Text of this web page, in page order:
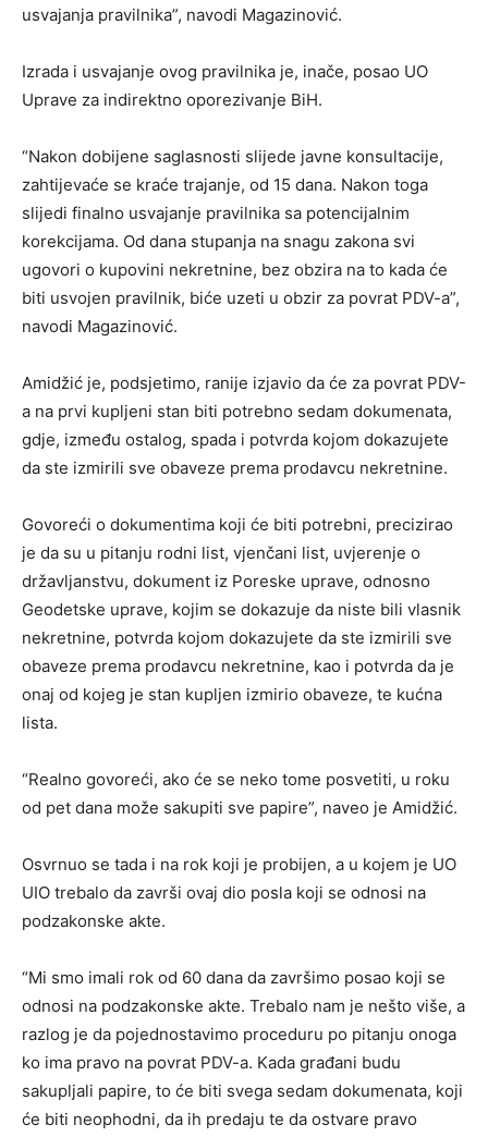
usvajanja pravilnika”, navodi Magazinović.
Izrada i usvajanje ovog pravilnika je, inače, posao UO
Uprave za indirektno oporezivanje BiH.
“Nakon dobijene saglasnosti slijede javne konsultacije,
zahtijevaće se kraće trajanje, od 15 dana. Nakon toga
slijedi finalno usvajanje pravilnika sa potencijalnim
korekcijama. Od dana stupanja na snagu zakona svi
ugovori o kupovini nekretnine, bez obzira na to kada će
biti usvojen pravilnik, biće uzeti u obzir za povrat PDV-a”,
navodi Magazinović.
Amidžić je, podsjetimo, ranije izjavio da će za povrat PDV-
a na prvi kupljeni stan biti potrebno sedam dokumenata,
gdje, između ostalog, spada i potvrda kojom dokazujete
da ste izmirili sve obaveze prema prodavcu nekretnine.
Govoreći o dokumentima koji će biti potrebni, precizirao
je da su u pitanju rodni list, vjenčani list, uvjerenje o
državljanstvu, dokument iz Poreske uprave, odnosno
Geodetske uprave, kojim se dokazuje da niste bili vlasnik
nekretnine, potvrda kojom dokazujete da ste izmirili sve
obaveze prema prodavcu nekretnine, kao i potvrda da je
onaj od kojeg je stan kupljen izmirio obaveze, te kućna
lista.
“Realno govoreći, ako će se neko tome posvetiti, u roku
od pet dana može sakupiti sve papire”, naveo je Amidžić.
Osvrnuo se tada i na rok koji je probijen, a u kojem je UO
UIO trebalo da završi ovaj dio posla koji se odnosi na
podzakonske akte.
“Mi smo imali rok od 60 dana da završimo posao koji se
odnosi na podzakonske akte. Trebalo nam je nešto više, a
razlog je da pojednostavimo proceduru po pitanju onoga
ko ima pravo na povrat PDV-a. Kada građani budu
sakupljali papire, to će biti svega sedam dokumenata, koji
će biti neophodni, da ih predaju te da ostvare pravo